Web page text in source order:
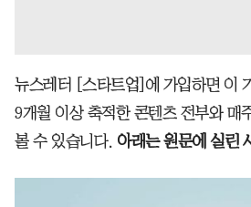
뉴스레터 [스타트업]에 가입하면 이
9개월 이상 축적한 콘텐츠 전부와 매
볼 수 있습니다. 아래는 원문에 실린